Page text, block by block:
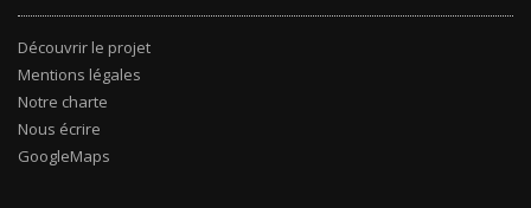
Découvrir le projet
Mentions légales
Notre charte
Nous écrire
GoogleMaps